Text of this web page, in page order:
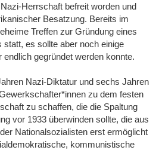
Herrschaft befreit worden und
Besatzung. Bereits im
Treffen zur Gründung eines
es sollte aber noch einige
gegründet werden konnte.
Nazi-Diktatur und sechs Jahren
zu dem festen
zu schaffen, die die Spaltung
vor 1933 überwinden sollte, die aus
Nationalsozialisten erst ermöglicht
kommunistische